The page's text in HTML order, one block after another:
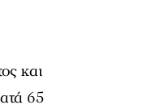
και
65